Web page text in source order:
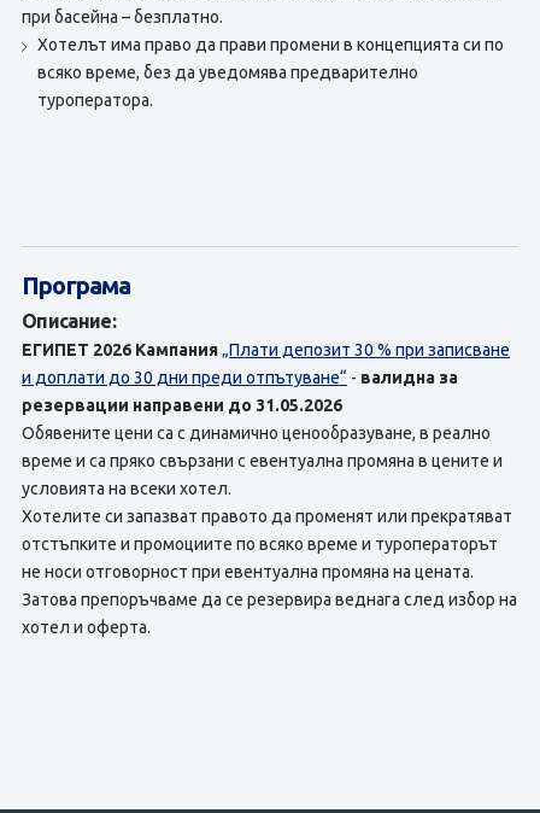
при басейна – безплатно.
Хотелът има право да прави промени в концепцията си по
всяко време, без да уведомява предварително
туроператора.
Програма
Описание:
ЕГИПЕТ 2026 Кампания „Плати депозит 30 % при записване
и доплати до 30 дни преди отпътуване“ - валидна за
резервации направени до 31.05.2026
Обявените цени са с динамично ценообразуване, в реално
време и са пряко свързани с евентуална промяна в цените и
условията на всеки хотел.
Хотелите си запазват правото да променят или прекратяват
отстъпките и промоциите по всяко време и туроператорът
не носи отговорност при евентуална промяна на цената.
Затова препоръчваме да се резервира веднага след избор на
хотел и оферта.